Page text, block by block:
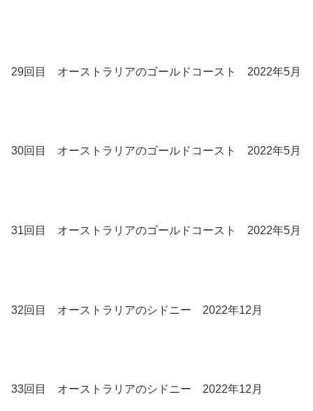
29回目 オーストラリアのゴールドコースト 2022年5月
30回目 オーストラリアのゴールドコースト 2022年5月
31回目 オーストラリアのゴールドコースト 2022年5月
32回目 オーストラリアのシドニー 2022年12月
33回目 オーストラリアのシドニー 2022年12月